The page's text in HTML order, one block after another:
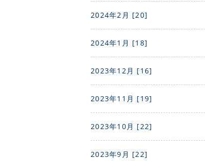
2024年2月 [20]
2024年1月 [18]
2023年12月 [16]
2023年11月 [19]
2023年10月 [22]
2023年9月 [22]